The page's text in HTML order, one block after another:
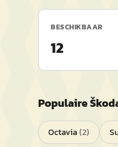
BESCHIKBAAR
12
Populaire
Octavia(2)